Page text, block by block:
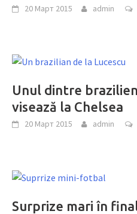
20 Март 2015 admin
Unul dintre
visează la Chelsea
20 Март 2015 admin
Surprize mari în